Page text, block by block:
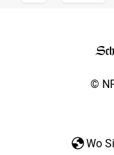
©
Wo